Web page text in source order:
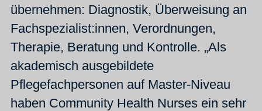
übernehmen: Diagnostik, Überweisung an
Fachspezialist:innen, Verordnungen,
Therapie, Beratung und Kontrolle. „Als
akademisch ausgebildete
Pflegefachpersonen auf Master-Niveau
haben Community Health Nurses ein sehr